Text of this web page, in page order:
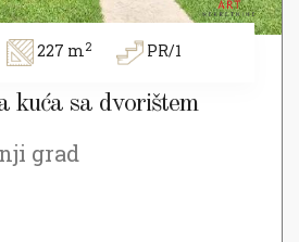
227 m2 PR/1
kuća sa dvorištem
grad